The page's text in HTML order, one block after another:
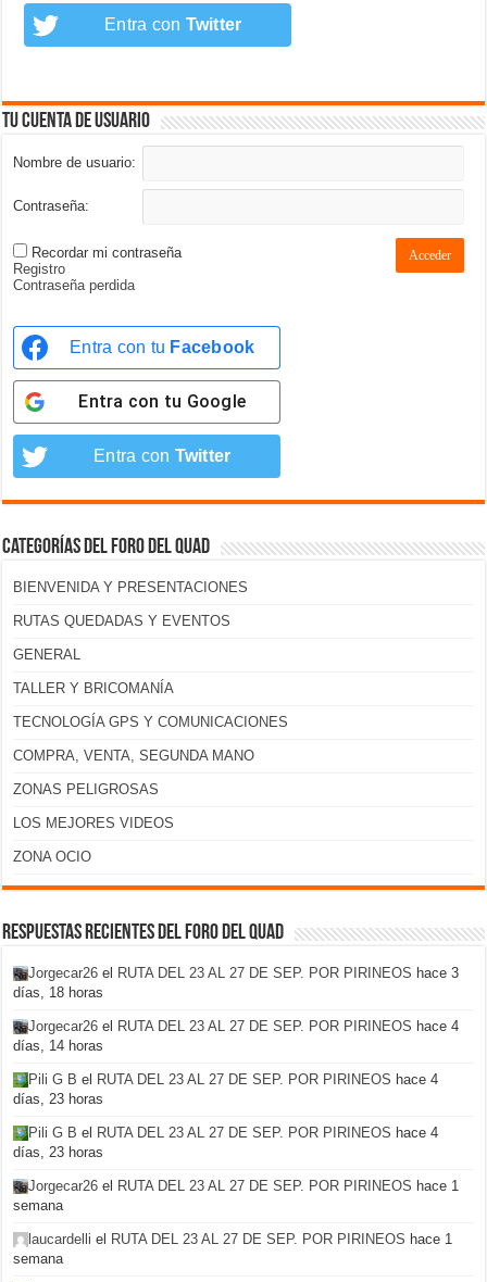
Entra con Twitter
Tu cuenta de usuario
Nombre de usuario:
Contraseña:
Recordar mi contraseña Acceder
Registro
Contraseña perdida
Entra con tu Facebook
Entra con tu Google
Entra con Twitter
Categorías del foro del Quad
BIENVENIDA Y PRESENTACIONES
RUTAS QUEDADAS Y EVENTOS
GENERAL
TALLER Y BRICOMANÍA
TECNOLOGÍA GPS Y COMUNICACIONES
COMPRA, VENTA, SEGUNDA MANO
ZONAS PELIGROSAS
LOS MEJORES VIDEOS
ZONA OCIO
Respuestas recientes del foro del Quad
Jorgecar26 el RUTA DEL 23 AL 27 DE SEP. POR PIRINEOS hace 3
días, 18 horas
Jorgecar26 el RUTA DEL 23 AL 27 DE SEP. POR PIRINEOS hace 4
días, 14 horas
Pili G B el RUTA DEL 23 AL 27 DE SEP. POR PIRINEOS hace 4
días, 23 horas
Pili G B el RUTA DEL 23 AL 27 DE SEP. POR PIRINEOS hace 4
días, 23 horas
Jorgecar26 el RUTA DEL 23 AL 27 DE SEP. POR PIRINEOS hace 1
semana
laucardelli el RUTA DEL 23 AL 27 DE SEP. POR PIRINEOS hace 1
semana